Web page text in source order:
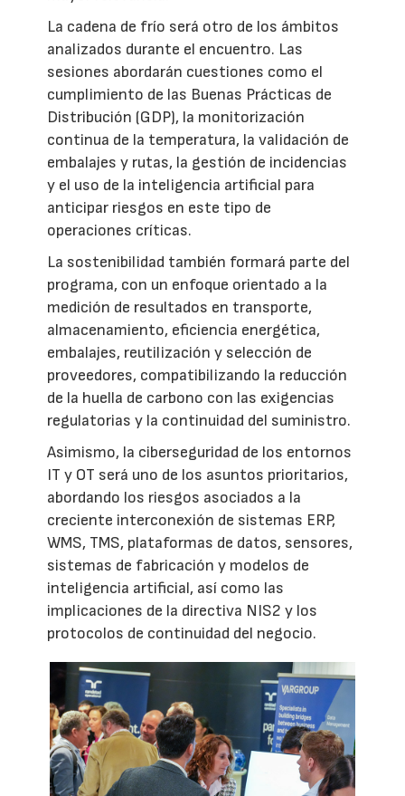
La cadena de frío será otro de los ámbitos
analizados durante el encuentro. Las
sesiones abordarán cuestiones como el
cumplimiento de las Buenas Prácticas de
Distribución (GDP), la monitorización
continua de la temperatura, la validación de
embalajes y rutas, la gestión de incidencias
y el uso de la inteligencia artificial para
anticipar riesgos en este tipo de
operaciones críticas.
La sostenibilidad también formará parte del
programa, con un enfoque orientado a la
medición de resultados en transporte,
almacenamiento, eficiencia energética,
embalajes, reutilización y selección de
proveedores, compatibilizando la reducción
de la huella de carbono con las exigencias
regulatorias y la continuidad del suministro.
Asimismo, la ciberseguridad de los entornos
IT y OT será uno de los asuntos prioritarios,
abordando los riesgos asociados a la
creciente interconexión de sistemas ERP,
WMS, TMS, plataformas de datos, sensores,
sistemas de fabricación y modelos de
inteligencia artificial, así como las
implicaciones de la directiva NIS2 y los
protocolos de continuidad del negocio.